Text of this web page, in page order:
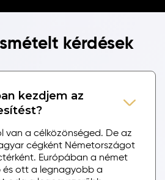
kérdések
kezdjem az
van a célközönséged. De az
cégként Németországot
Európában a német
ott a legnagyobb a